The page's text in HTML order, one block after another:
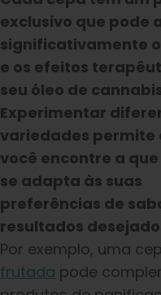
exclusivo que pode
significativamente
e os efeitos
seu óleo de
Experimentar
variedades permite
você encontre a
se adapta às suas
preferências de
resultados
Por exemplo, uma
frutada pode